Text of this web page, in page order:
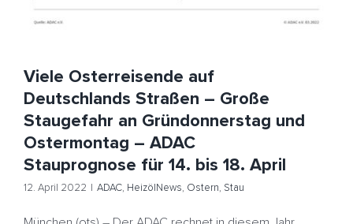
Viele Osterreisende auf
Deutschlands Straßen – Große
Staugefahr an Gründonnerstag und
Ostermontag – ADAC
Stauprognose für 14. bis 18. April
12. April 2022 | ADAC, HeizölNews, Ostern, Stau